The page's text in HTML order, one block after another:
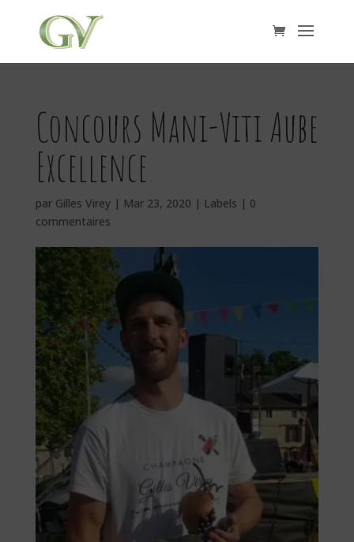
Concours Mani-Viti Aube
Excellence
par Gilles Virey| Mar 23, 2020 | Labels | 0
commentaires